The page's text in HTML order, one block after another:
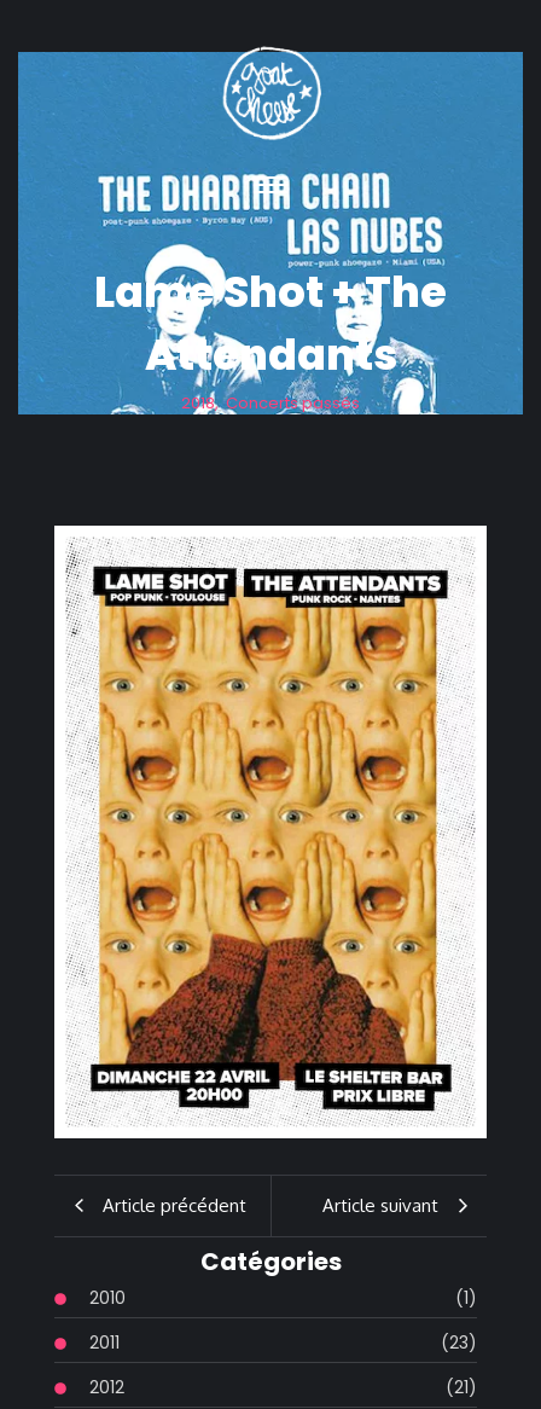
Lame Shot + The
Attendants
2018, Concerts passés
Article précédent Article suivant
Catégories
2010
(1)
2011
(23)
2012
(21)